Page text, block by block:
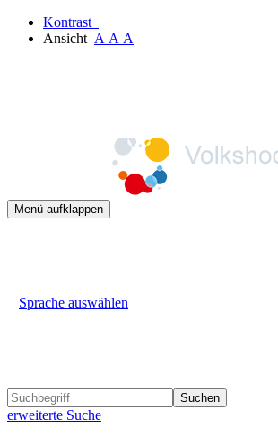
Kontrast
Ansicht A A A
Menü aufklappen
Sprache auswählen
Suchen
erweiterte Suche